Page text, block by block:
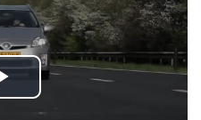
Play